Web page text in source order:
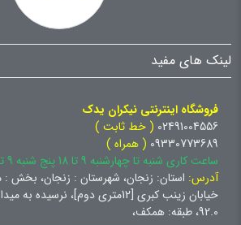
لینک های مفید
فروشگاه اینترنتی نیکران یدک
02491004556 ( خط ثابت )
09330773689 ( همراه )
ساعت کاری شنبه تا چهارشنبه 9 تا 18 پنج شنبه 9 تا 13
آدرس: استان: زنجان، شهرستان : زنجان، بخش :
خیابان زینب کبری [12متری دوم]،
92.0، طبقه: همکف،